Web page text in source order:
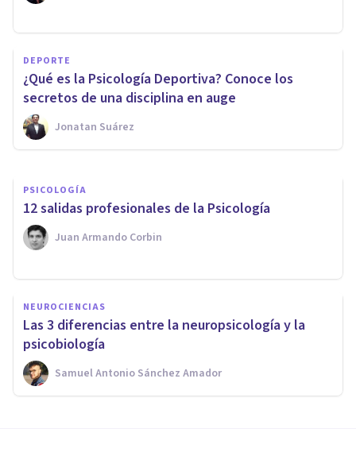
DEPORTE
¿Qué es la Psicología Deportiva? Conoce los
secretos de una disciplina en auge
Jonatan Suárez
Decálogo del psicólogo:
requisitos éticos y
profesionales de nuestra
profesión
Oscar Castillero Mimenza
PSICOLOGÍA
​12 salidas profesionales de la Psicología
Juan Armando Corbin
NEUROCIENCIAS
Las 3 diferencias entre la neuropsicología y la
psicobiología
Samuel Antonio Sánchez Amador